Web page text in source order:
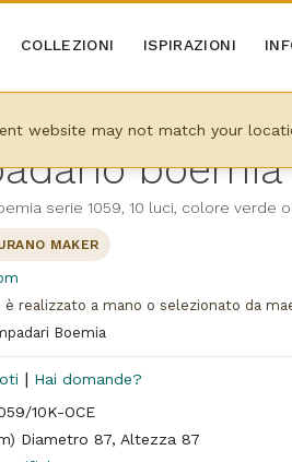
website may not match your
COLLEZIONI ISPIRAZIONI
serie 1059, 10 luci, colore verde
MAKER
è realizzato a mano o selezionato da
Boemia
| Hai domande?
10K-OCE
Diametro 87, Altezza 87